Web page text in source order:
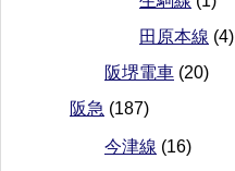
田原本線 (4)
阪堺電車 (20)
阪急 (187)
今津線 (16)